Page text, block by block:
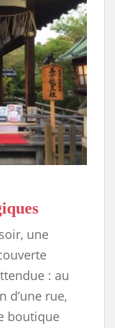
une
: au
d’une rue,
boutique